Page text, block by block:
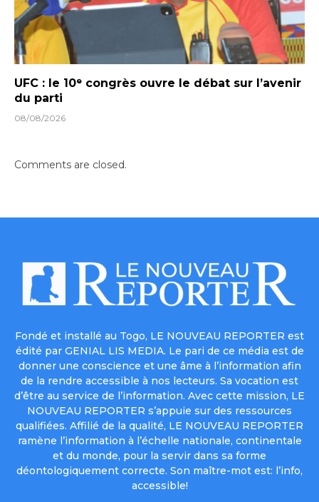
UFC : le 10ᵉ congrès ouvre le débat sur l’avenir
du parti
08/08/2026
Comments are closed.
Fondé et installé au Togo, LE NOUVEAU REPORTER est
édité par GENIAL LIS MEDIA. Le pari de ce média est de
donner une conscience et une âme à l’information afin
de la rendre accessible à nos lecteurs. Sa vocation est
d’être au service de l’information. Avec cette mission, LE
NOUVEAU REPORTER s’appuie sur des ressources
qualifiées. Affilié de la qualité, LE NOUVEAU REPORTER
ramène l’information à l’échelle nationale, continentale
et du monde, pour la servir dans sa forme
déontologiquement correcte. Son maître-mot est: l’info,
accessible!